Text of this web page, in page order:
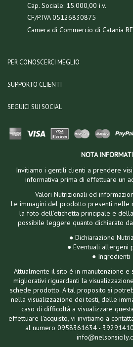
Cap. Sociale: 15.000,00 i.v.
CF/P.IVA 05126830875
Camera di Commercio di Catania
PER CONOSCERCI MEGLIO
SUPPORTO CLIENTI
SEGUICI SUI SOCIAL
NOTA
Invitiamo i gentili clienti a prendere
informativa prima di effettuare un
Valori Nutrizionali ed
Le immagini del prodotto presenti nelle
la foto dell’etichetta principale e
possibile leggere quanto dichiarato
● Dichiarazione
● Eventuali allergeni
● Ingredienti
Attualmente il sito è in manutenzione e
migliorativi riguardanti la
schede prodotto. A tal proposito si
nella visualizzazione dei testi, delle
caso di difficoltà a visualizzare
effettuare l'acquisto, vi invitiamo a
al numero 0958361634 -